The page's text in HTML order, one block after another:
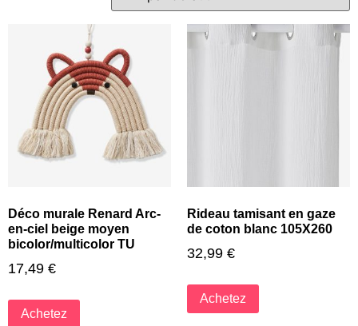
Déco murale Renard Arc-
en-ciel beige moyen
bicolor/multicolor TU
17,49 €
Achetez
Rideau tamisant en gaze
de coton blanc 105X260
32,99 €
Achetez